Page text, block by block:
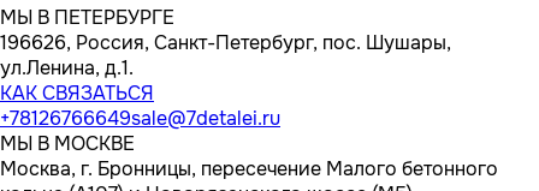
МЫ В ПЕТЕРБУРГЕ
196626, Россия, Санкт-Петербург, пос. Шушары,
ул.Ленина, д.1.
КАК СВЯЗАТЬСЯ
+78126766649sale@7detalei.ru
МЫ В МОСКВЕ
Москва, г. Бронницы, пересечение Малого бетонного